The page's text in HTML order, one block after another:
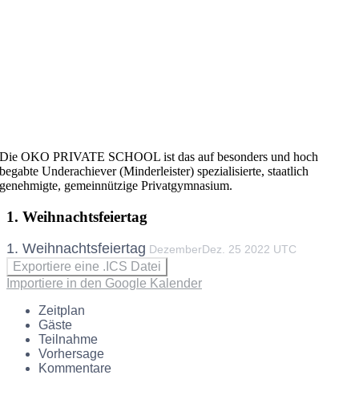
Die OKO PRIVATE SCHOOL ist das auf besonders und hoch
begabte Underachiever (Minderleister) spezialisierte, staatlich
genehmigte, gemeinnützige Privatgymnasium.
1. Weihnachtsfeiertag
1. Weihnachtsfeiertag DezemberDez. 25 2022 UTC
Exportiere eine .ICS Datei
Importiere in den Google Kalender
Zeitplan
Gäste
Teilnahme
Vorhersage
Kommentare